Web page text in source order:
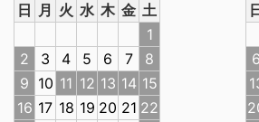
日 月 火 水 木 金 土
1
2
3 4 5 6 7
8
9 10 11 12 13 14 15
16 17 18 19 20 21 22
6